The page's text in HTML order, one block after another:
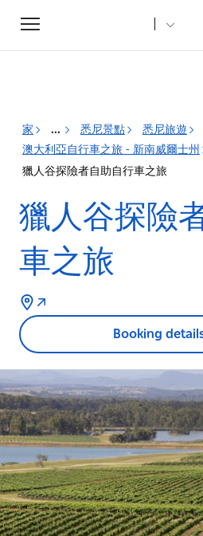
Toggle
navigation
家 ... 悉尼景點
悉尼旅遊
澳大利亞自行車之旅 - 新南威爾士州
獵人谷探險者自助自行車之旅
獵人谷探險
車之旅
Booking